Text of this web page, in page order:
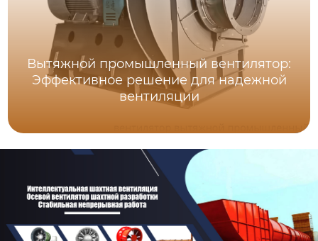
Вытяжной промышленный вентилятор:
Эффективное решение для надежной
вентиляции